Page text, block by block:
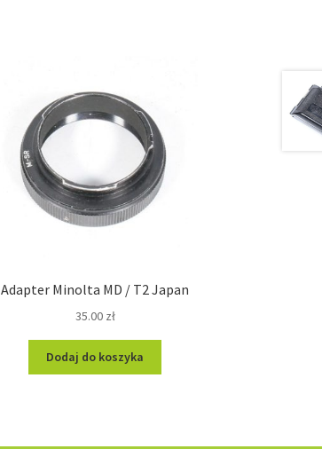
Adapter Minolta MD / T2 Japan
35.00 zł
Dodaj do koszyka